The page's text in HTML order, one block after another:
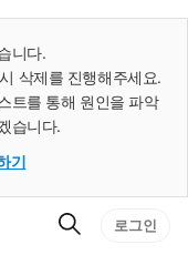
니다.
삭제를 진행해주세요.
트를 통해 원인을 파악
습니다.
기
검
로그인